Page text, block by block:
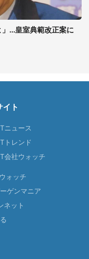
...皇室典範改正案に
イト
ニュース
トレンド
会社ウォッチ
ォッチ
ゲンマニア
ネット